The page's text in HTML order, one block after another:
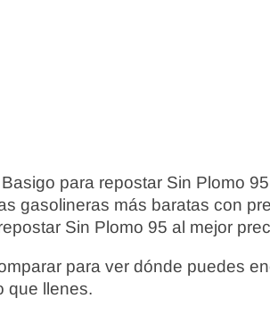
para repostar Sin Plomo
gasolineras más baratas con
Sin Plomo 95 al mejor
para ver dónde puedes
que llenes.